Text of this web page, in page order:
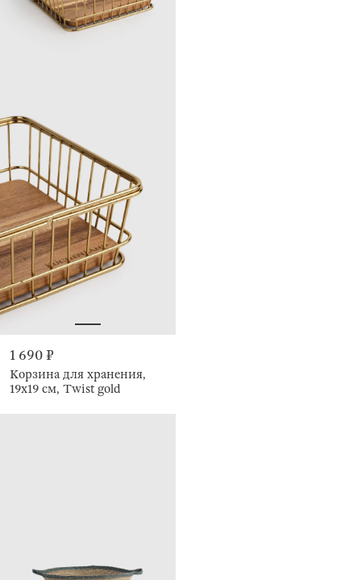
1 690 ₽
Корзина для хранения,
19х19 см, Twist gold